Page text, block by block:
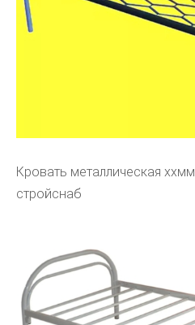
Кровать металлическая
стройснаб